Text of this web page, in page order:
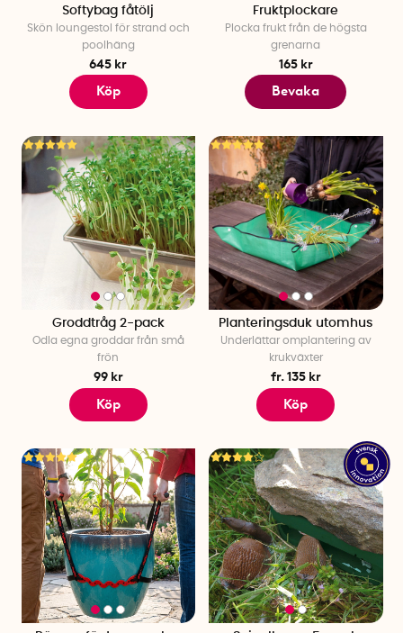
Softybag fåtölj
Skön loungestol för strand och
poolhäng
645 kr
Köp
Fruktplockare
Plocka frukt från de högsta
grenarna
165 kr
Bevaka
Groddtråg 2-pack
Odla egna groddar från små
frön
99 kr
Köp
Planteringsduk utomhus
Underlättar omplantering av
krukväxter
fr. 135 kr
Köp